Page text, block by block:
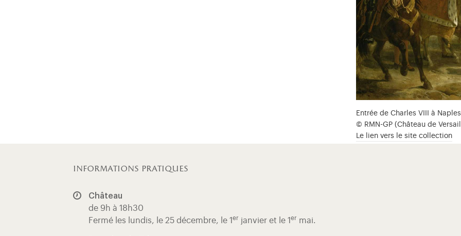
Entrée de Charles VIII à
© RMN-GP (Château de
Le lien vers le site collection
informations pratiques
Château
de 9h à 18h30
Fermé les lundis, le 25 décembre, le 1 er janvier et le 1 er mai.